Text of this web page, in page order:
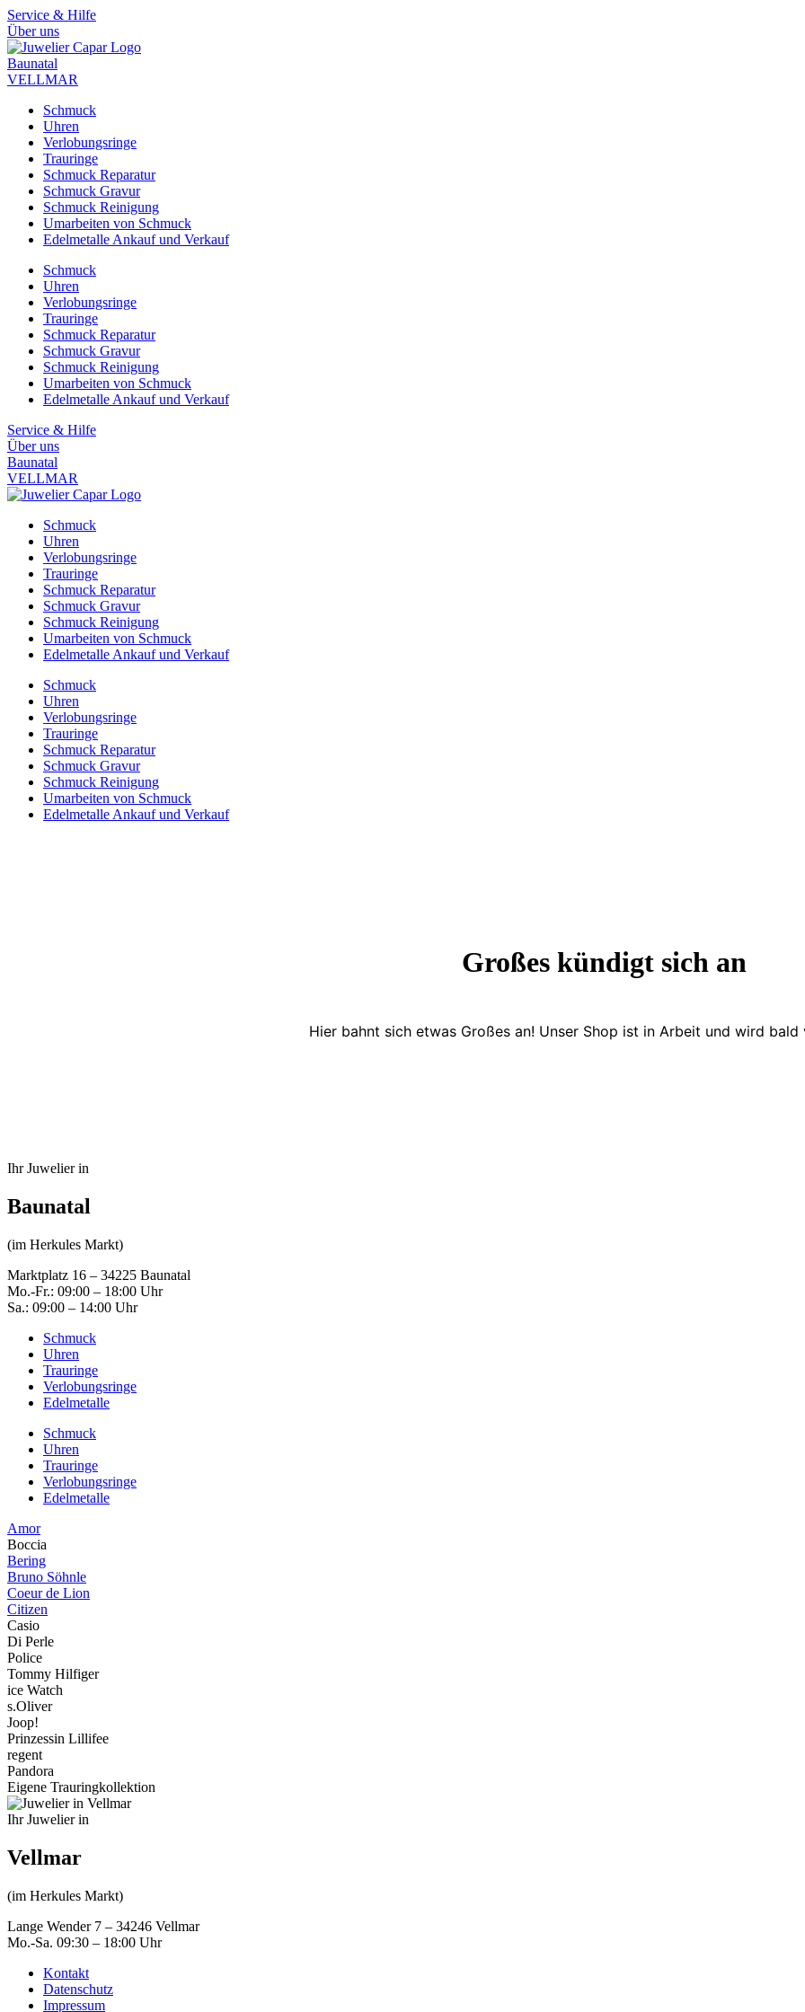
Zum
Inhalt
springen
Service & Hilfe
Über uns
Baunatal
VELLMAR
Schmuck
Uhren
Verlobungsringe
Trauringe
Schmuck Reparatur
Schmuck Gravur
Schmuck Reinigung
Umarbeiten von Schmuck
Edelmetalle Ankauf und Verkauf
Schmuck
Uhren
Verlobungsringe
Trauringe
Schmuck Reparatur
Schmuck Gravur
Schmuck Reinigung
Umarbeiten von Schmuck
Edelmetalle Ankauf und Verkauf
Service & Hilfe
Über uns
Baunatal
VELLMAR
Schmuck
Uhren
Verlobungsringe
Trauringe
Schmuck Reparatur
Schmuck Gravur
Schmuck Reinigung
Umarbeiten von Schmuck
Edelmetalle Ankauf und Verkauf
Schmuck
Uhren
Verlobungsringe
Trauringe
Schmuck Reparatur
Schmuck Gravur
Schmuck Reinigung
Umarbeiten von Schmuck
Edelmetalle Ankauf und Verkauf
Großes kündigt sich an
Hier bahnt sich etwas Großes an! Unser Shop ist in Arbeit und wird
Ihr Juwelier in
Baunatal
(im Herkules Markt)
Marktplatz 16 – 34225 Baunatal
Mo.-Fr.: 09:00 – 18:00 Uhr
Sa.: 09:00 – 14:00 Uhr
Schmuck
Uhren
Trauringe
Verlobungsringe
Edelmetalle
Schmuck
Uhren
Trauringe
Verlobungsringe
Edelmetalle
Amor
Boccia
Bering
Bruno Söhnle
Coeur de Lion
Citizen
Casio
Di Perle
Police
Tommy Hilfiger
ice Watch
s.Oliver
Joop!
Prinzessin Lillifee
regent
Pandora
Eigene Trauringkollektion
Ihr Juwelier in
Vellmar
(im Herkules Markt)
Lange Wender 7 – 34246 Vellmar
Mo.-Sa. 09:30 – 18:00 Uhr
Kontakt
Datenschutz
Impressum